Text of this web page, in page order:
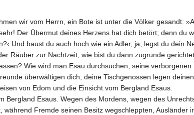
wir vom Herrn, ein Bote ist unter die Völker gesandt:
Der Übermut deines Herzens hat dich betört; denn du
Und baust du auch hoch wie ein Adler, ja, legst du dein
Räuber zur Nachtzeit, wie bist du dann zugrunde
Wie wird man Esau durchsuchen, seine
überwältigen dich, deine Tischgenossen legen
von Edom und die Einsicht vom Bergland Esaus.
Esaus. Wegen des Mordens, wegen des
Fremde seinen Besitz wegschleppten, Ausländer